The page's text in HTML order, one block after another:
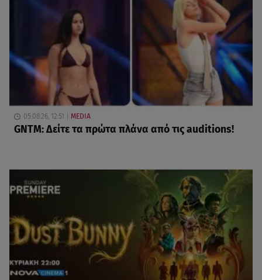
05.08.26, 12:51 MEDIA
GNTM: Δείτε τα πρώτα πλάνα από τις auditions!